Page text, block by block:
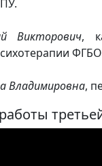
Викторович,
Владимировна,